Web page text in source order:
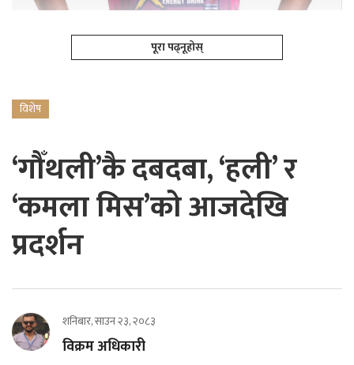
पूरा पढ्नूहोस्
विशेष
‘गौँथली’कै दबदबा, ‘हली’ र
‘कमला मिस’को आजदेखि
प्रदर्शन
शनिबार, साउन २३, २०८३
विक्रम अधिकारी